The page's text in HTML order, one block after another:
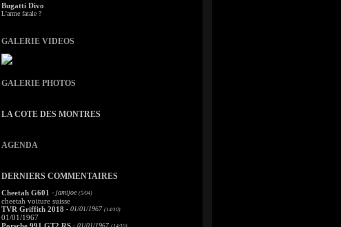
Bugatti Divo
L'arme fatale ?
GALERIE VIDEOS
GALERIE PHOTOS
LA COTE DES MONTRES
AGENDA
DERNIERS COMMENTAIRES
Cheetah G601 - jamijoe (5/04)
cheetah voiture suisse
TVR Griffith 2018 - 01/01/1967 (14/10)
01/01/1967
- 01/01/1967